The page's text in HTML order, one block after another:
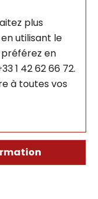
plus
utilisant le
préférez en
1 42 62 66 72.
à toutes vos